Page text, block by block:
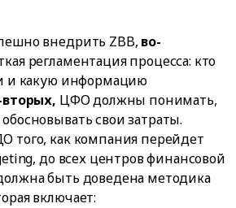
внедрить ZBB, во-
регламентация процесса: кто
и какую информацию
вторых, ЦФО должны понимать,
свои затраты.
того, как компания перейдет
до всех центров финансовой
быть доведена методика
включает: